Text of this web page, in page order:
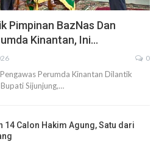
Pimpinan BazNas Dan
Kinantan, Ini…
0
Perumda Kinantan Dilantik
Sijunjung,…
14 Calon Hakim Agung, Satu dari